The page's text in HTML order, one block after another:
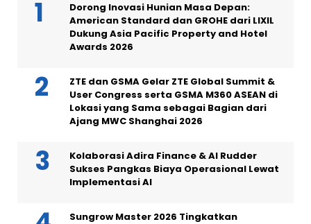
Dorong Inovasi Hunian Masa Depan:
American Standard dan GROHE dari LIXIL
Dukung Asia Pacific Property and Hotel
Awards 2026
ZTE dan GSMA Gelar ZTE Global Summit &
User Congress serta GSMA M360 ASEAN di
Lokasi yang Sama sebagai Bagian dari
Ajang MWC Shanghai 2026
Kolaborasi Adira Finance & AI Rudder
Sukses Pangkas Biaya Operasional Lewat
Implementasi AI
Sungrow Master 2026 Tingkatkan